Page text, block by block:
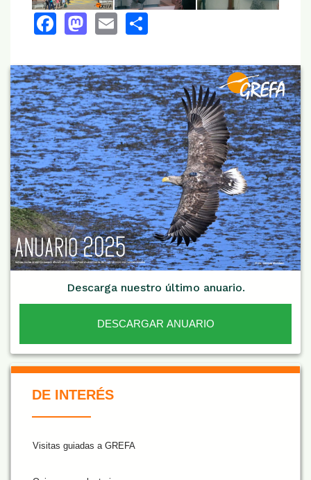
Facebook
Mastodon
Email
Descarga nuestro último anuario.
DESCARGAR ANUARIO
De Interés NARANJA
DE INTERÉS
Visitas guiadas a GREFA